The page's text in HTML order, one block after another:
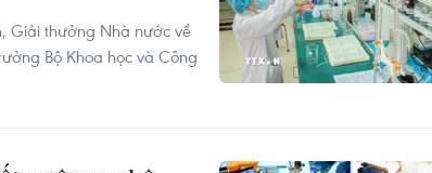
Giải thưởng Nhà nước về
Bộ Khoa học và Công